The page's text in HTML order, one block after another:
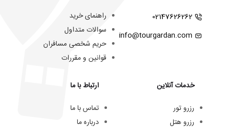
02147626262
info@tourgardan.com
خدمات آنلاین
رزرو تور
رزرو هتل
راهنمای خرید
سوالات متداول
حریم شخصی مسافران
قوانین و مقررات
ارتباط با ما
تماس با ما
درباره ما